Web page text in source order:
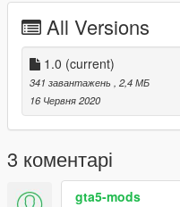
All Versions
1.0 (current)
341 завантажень
, 2,4 МБ
16 Червня 2020
3 коментарі
gta5-mods